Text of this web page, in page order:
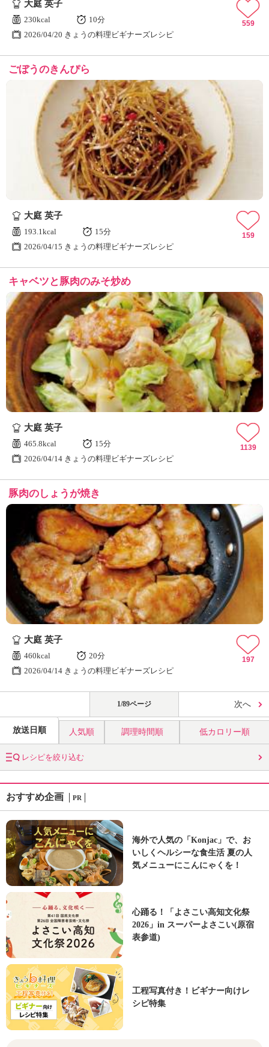
大庭 英子
230kcal
10分
2026/04/20 きょうの料理ビギナーズレシピ
559
ごぼうのきんぴら
大庭 英子
193.1kcal
15分
2026/04/15 きょうの料理ビギナーズレシピ
159
キャベツと豚肉のみそ炒め
大庭 英子
465.8kcal
15分
2026/04/14 きょうの料理ビギナーズレシピ
1139
豚肉のしょうが焼き
大庭 英子
460kcal
20分
2026/04/14 きょうの料理ビギナーズレシピ
197
1/89ページ 次へ
放送日順 人気順 調理時間順 低カロリー順
レシピを絞り込む
おすすめ企画 PR
海外で人気の「Konjac」で、お
いしくヘルシーな食生活 夏の人
気メニューにこんにゃくを！
心踊る！「よさこい高知文化祭
2026」in スーパーよさこい(原宿
表参道)
工程写真付き！ビギナー向けレ
シピ特集